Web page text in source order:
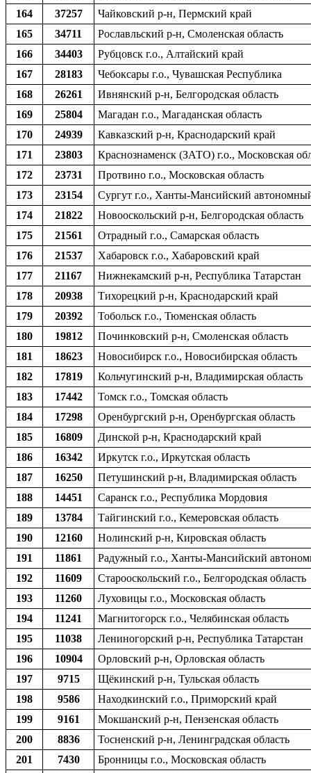
164
37257
Чайковский р-н, Пермский край
165
34711
Рославльский р-н, Смоленская область
166
34403
Рубцовск г.о., Алтайский край
167
28183
Чебоксары г.о., Чувашская Республика
168
26261
Ивнянский р-н, Белгородская область
169
25804
Магадан г.о., Магаданская область
170
24939
Кавказский р-н, Краснодарский край
171
23803
Краснознаменск (ЗАТО) г.о., Московская
172
23731
Протвино г.о., Московская область
173
23154
Сургут г.о., Ханты-Мансийский
174
21822
Новооскольский р-н, Белгородская область
175
21561
Отрадный г.о., Самарская область
176
21537
Хабаровск г.о., Хабаровский край
177
21167
Нижнекамский р-н, Республика Татарстан
178
20938
Тихорецкий р-н, Краснодарский край
179
20392
Тобольск г.о., Тюменская область
180
19812
Починковский р-н, Смоленская область
181
18623
Новосибирск г.о., Новосибирская область
182
17819
Кольчугинский р-н, Владимирская область
183
17442
Томск г.о., Томская область
184
17298
Оренбургский р-н, Оренбургская область
185
16809
Динской р-н, Краснодарский край
186
16342
Иркутск г.о., Иркутская область
187
16250
Петушинский р-н, Владимирская область
188
14451
Саранск г.о., Республика Мордовия
189
13784
Тайгинский г.о., Кемеровская область
190
12160
Нолинский р-н, Кировская область
191
11861
Радужный г.о., Ханты-Мансийский
192
11609
Старооскольский г.о., Белгородская область
193
11260
Луховицы г.о., Московская область
194
11241
Магнитогорск г.о., Челябинская область
195
11038
Лениногорский р-н, Республика Татарстан
196
10904
Орловский р-н, Орловская область
197
9715
Щёкинский р-н, Тульская область
198
9586
Находкинский г.о., Приморский край
199
9161
Мокшанский р-н, Пензенская область
200
8836
Тосненский р-н, Ленинградская область
201
7430
Бронницы г.о., Московская область